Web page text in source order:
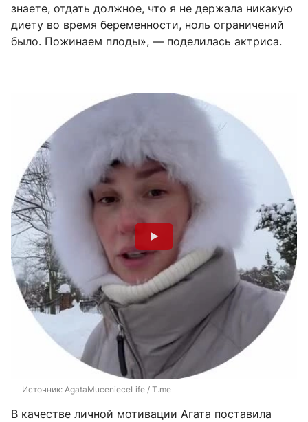
знаете, отдать должное, что я не держала никакую
диету во время беременности, ноль ограничений
было. Пожинаем плоды», — поделилась актриса.
Источник: AgataMucenieceLife / T.me
В качестве личной мотивации Агата поставила